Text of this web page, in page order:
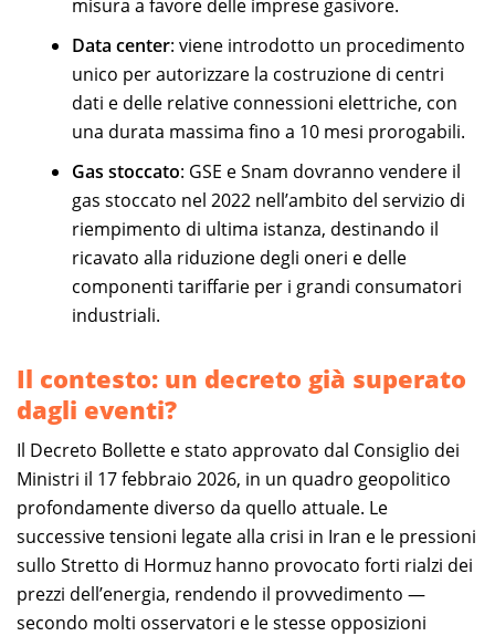
misura a favore delle imprese gasivore.
Data center: viene introdotto un procedimento
unico per autorizzare la costruzione di centri
dati e delle relative connessioni elettriche, con
una durata massima fino a 10 mesi prorogabili.
Gas stoccato: GSE e Snam dovranno vendere il
gas stoccato nel 2022 nell’ambito del servizio di
riempimento di ultima istanza, destinando il
ricavato alla riduzione degli oneri e delle
componenti tariffarie per i grandi consumatori
industriali.
Il contesto: un decreto già superato
dagli eventi?
Il Decreto Bollette e stato approvato dal Consiglio dei
Ministri il 17 febbraio 2026, in un quadro geopolitico
profondamente diverso da quello attuale. Le
successive tensioni legate alla crisi in Iran e le pressioni
sullo Stretto di Hormuz hanno provocato forti rialzi dei
prezzi dell’energia, rendendo il provvedimento —
secondo molti osservatori e le stesse opposizioni